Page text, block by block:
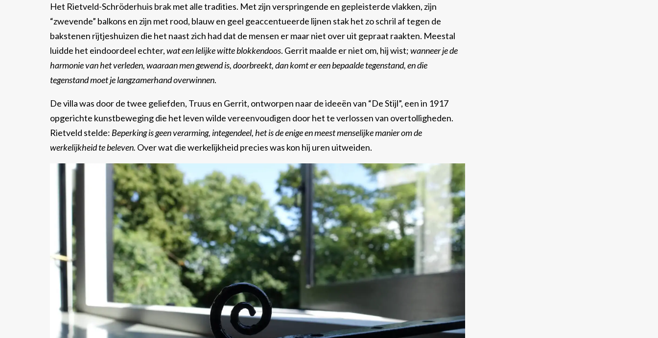
Het Rietveld-Schröderhuis brak met alle tradities. Met zijn verspringende en gepleisterde vlakken, zijn
“zwevende” balkons en zijn met rood, blauw en geel geaccentueerde lijnen stak het zo schril af tegen de
bakstenen rijtjeshuizen die het naast zich had dat de mensen er maar niet over uit gepraat raakten. Meestal
luidde het eindoordeel echter,wat een lelijke witte blokkendoos. Gerrit maalde er niet om, hij wist;wanneer je de
harmonie van het verleden, waaraan men gewend is, doorbreekt, dan komt er een bepaalde tegenstand, en die
tegenstand moet je langzamerhand overwinnen.
De villa was door de twee geliefden, Truus en Gerrit, ontworpen naar de ideeën van “De Stijl”, een in 1917
opgerichte kunstbeweging die het leven wilde vereenvoudigen door het te verlossen van overtolligheden.
Rietveld stelde: Beperking is geen verarming, integendeel, het is de enige en meest menselijke manier om de
werkelijkheid te beleven. Over wat die werkelijkheid precies was kon hij uren uitweiden.